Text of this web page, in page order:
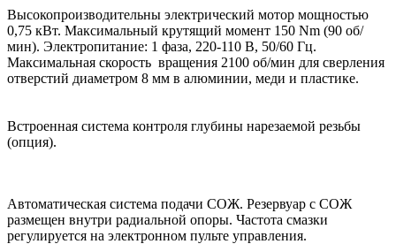
Высокопроизводительны электрический мотор мощностью
0,75 кВт. Максимальный крутящий момент 150 Nm (90 об/
мин). Электропитание: 1 фаза, 220-110 В, 50/60 Гц.
Максимальная скорость вращения 2100 об/мин для сверления
отверстий диаметром 8 мм в алюминии, меди и пластике.
Встроенная система контроля глубины нарезаемой резьбы
(опция).
Автоматическая система подачи СОЖ. Резервуар с СОЖ
размещен внутри радиальной опоры. Частота смазки
регулируется на электронном пульте управления.